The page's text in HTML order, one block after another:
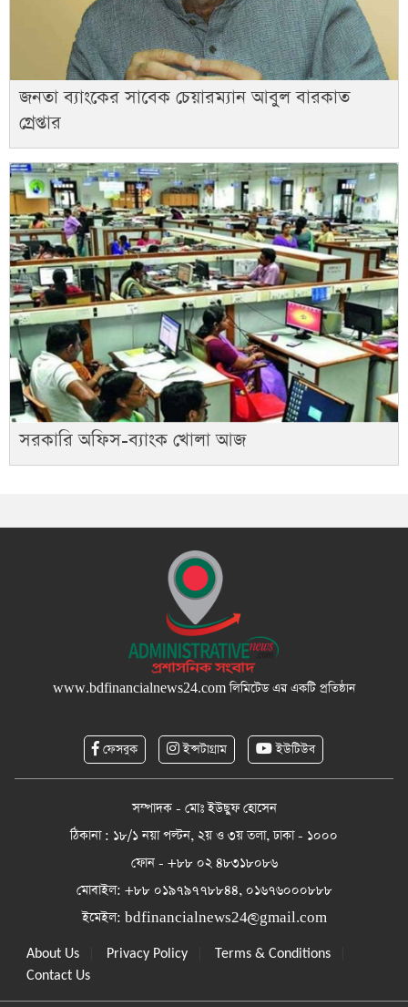
জনতা ব্যাংকের সাবেক চেয়ারম্যান আবুল বারকাত
গ্রেপ্তার
সরকারি অফিস-ব্যাংক খোলা আজ
www.bdfinancialnews24.comলিমিটেড এর একটি প্রতিষ্ঠান
ফেসবুক ইন্সটাগ্রাম ইউটিউব
সম্পাদক - মোঃ ইউছুফ হোসেন
ঠিকানা : ১৮/১ নয়া পল্টন, ২য় ও ৩য় তলা, ঢাকা - ১০০০
ফোন - +৮৮ ০২ ৪৮৩১৮০৮৬
মোবাইল: +৮৮ ০১৯৭৯৭৭৮৮৪৪, ০১৬৭৬০০০৮৮৮
ইমেইল: bdfinancialnews24@gmail.com
About Us Privacy Policy Terms & Conditions
Contact Us